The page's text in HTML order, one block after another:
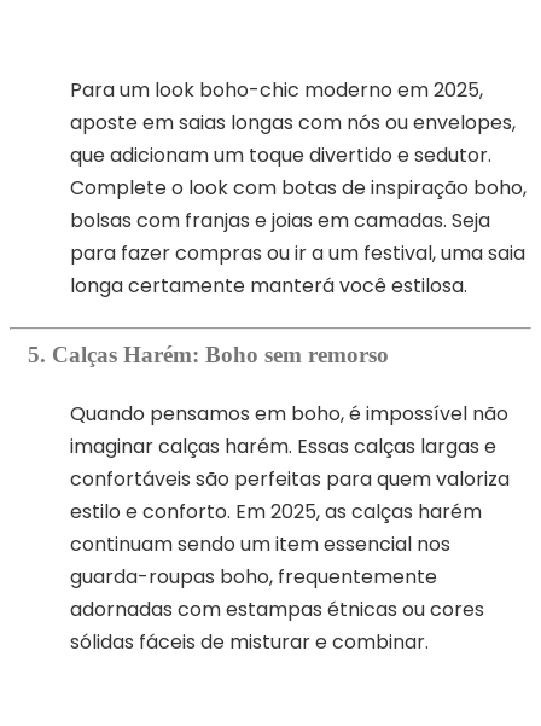
Para um look boho-chic moderno em 2025,
aposte em saias longas com nós ou envelopes,
que adicionam um toque divertido e sedutor.
Complete o look com botas de inspiração boho,
bolsas com franjas e joias em camadas. Seja
para fazer compras ou ir a um festival, uma saia
longa certamente manterá você estilosa.
5. Calças Harém: Boho sem remorso
Quando pensamos em boho, é impossível não
imaginar calças harém. Essas calças largas e
confortáveis ​​são perfeitas para quem valoriza
estilo e conforto. Em 2025, as calças harém
continuam sendo um item essencial nos
guarda-roupas boho, frequentemente
adornadas com estampas étnicas ou cores
sólidas fáceis de misturar e combinar.